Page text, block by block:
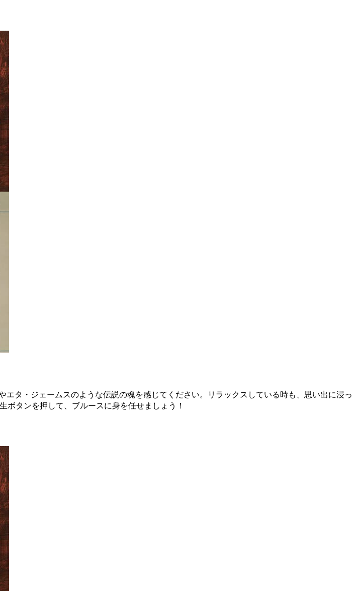
タ・ジェームスのような伝説の魂を感じてください。リラックスしている時も、思い出に浸っ
タンを押して、ブルースに身を任せましょう！